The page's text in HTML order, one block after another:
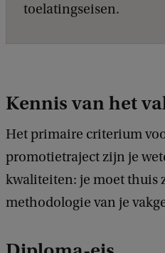
toelatingseisen.
Kennis van het
Het primaire criterium
promotietraject zijn je
kwaliteiten: je moet thuis
methodologie van je